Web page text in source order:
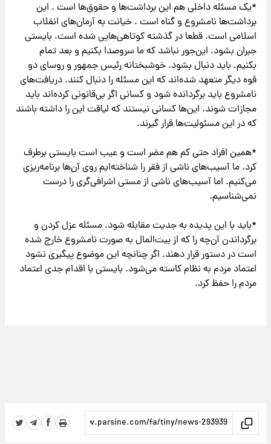
*یک مسئله داخلی هم این برداشت‌ها و حقوق‌ها است . این
برداشت‌ها نامشروع و گناه است . خیانت به آرمان‌های انقلاب
اسلامی است. قطعا در گذشته کوتاهی‌هایی شده است. بایستی
جبران بشود. این‌جور نباشد که ما سروصدا بکنیم و بعد تمام
بکنیم. باید دنبال بشود. خوشبختانه رئیس جمهور و روسای دو
قوه دیگر متعهد شده‌اند که این مسئله را دنبال کنند. دریافت‌های
نامشروع باید برگردانده شود و کسانی اگر بی‌قانونی کرده‌اند باید
مجازات شوند. این‌ها کسانی نیستند که لیاقت این را داشته باشند
که در این مسئولیت‌ها قرار گیرند.
*همین افراد حتی کم هم مضر است و عیب است بایستی برطرف
کرد. ما آسیب‌های ناشی از فقر را شناخته‌ایم روی آن‌ها برنامه‌ریزی
می‌کنیم. اما آسیب‌های ناشی از مستی اشرافی‌گری را درست
نمی‌شناسیم.
*باید با این پدیده به جدیت مقابله شود. مسئله عزل کردن و
برگرداندن آن‌چه را که از بیت‌المال به صورت نامشروع خارج شده
است در دستور قرار دهند. اگر چنانچه این موضوع پیگیری نشود
اعتماد مردم به نظام کاسته می‌شود. بایستی با اقدام جدی اعتماد
مردم را حفظ کرد.